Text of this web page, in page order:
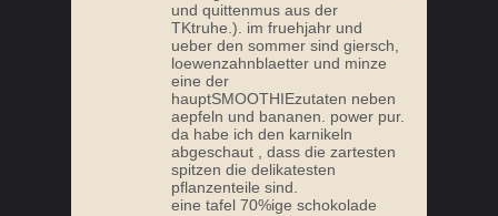
und quittenmus aus der
TKtruhe.). im fruehjahr und
ueber den sommer sind giersch,
loewenzahnblaetter und minze
eine der
hauptSMOOTHIEzutaten neben
aepfeln und bananen. power pur.
da habe ich den karnikeln
abgeschaut , dass die zartesten
spitzen die delikatesten
pflanzenteile sind.
eine tafel 70%ige schokolade